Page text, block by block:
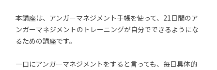
本講座は、アンガーマネジメント手帳を使って、21日間のア
ンガーマネジメントのトレーニングが自分でできるようにな
るための講座です。
一口にアンガーマネジメントをすると言っても、毎日具体的